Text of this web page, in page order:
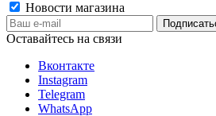
Новости магазина
Оставайтесь на связи
Вконтакте
Instagram
Telegram
WhatsApp